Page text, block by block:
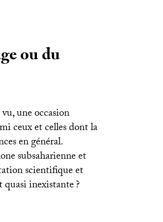
ou du
une occasion
ceux et celles dont la
en général.
subsaharienne et
scientifique et
quasi inexistante?